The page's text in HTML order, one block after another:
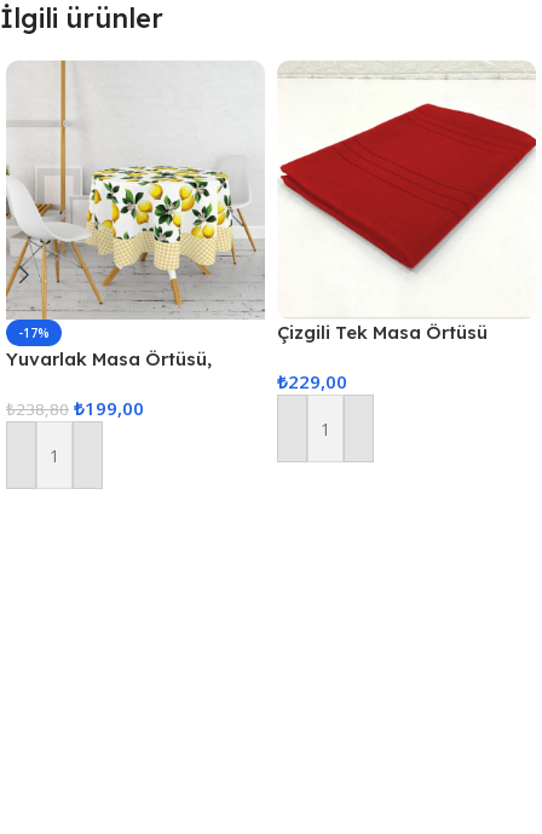
İlgili ürünler
-17%
Yuvarlak Masa Örtüsü,
₺238,80 ₺199,00
Sepete Ekle
Çizgili Tek Masa Örtüsü
₺229,00
Sepete Ekle